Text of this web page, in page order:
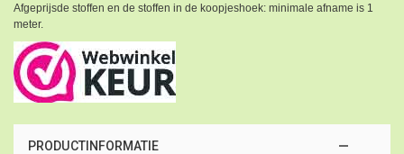
Afgeprijsde stoffen en de stoffen in de koopjeshoek: minimale afname is 1
meter.
PRODUCTINFORMATIE